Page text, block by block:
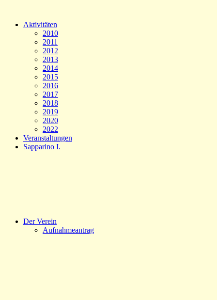
Aktivitäten
2010
2011
2012
2013
2014
2015
2016
2017
2018
2019
2020
2022
Veranstaltungen
Sapparino I.
Der Verein
Aufnahmeantrag